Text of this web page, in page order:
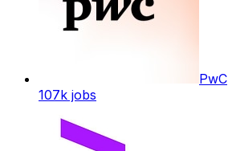
PwC
107k jobs